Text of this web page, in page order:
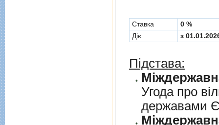
Cтавка
0 %
Діє
з
Підстава:
Угода про
державами